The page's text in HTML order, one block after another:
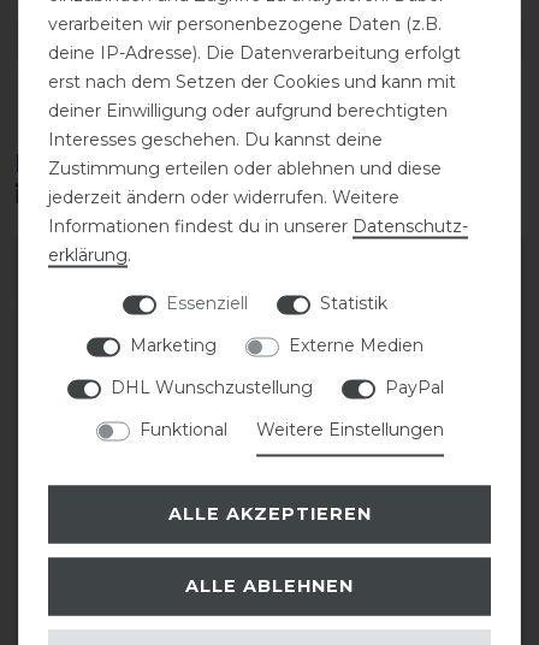
DETAILS ZUR PRODUKTSICHERHEIT
Diese Produkte könnten dich auch
interessieren
Regendecke
Kingsland Primary
Stalldecke 100g
verarbeiten wir personenbezogene Daten (z.B.
deine IP-Adresse). Die Datenverarbeitung erfolgt
erst nach dem Setzen der Cookies und kann mit
deiner Einwilligung oder aufgrund berechtigten
Interesses geschehen. Du kannst deine
Zustimmung erteilen oder ablehnen und diese
jederzeit ändern oder widerrufen. Weitere
Informationen findest du in unserer Daten­schutz­
erklärung.
Essenziell
Statistik
Marketing
Externe Medien
DHL Wunschzustellung
PayPal
Funktional
Weitere Einstellungen
ALLE AKZEPTIEREN
ALLE ABLEHNEN